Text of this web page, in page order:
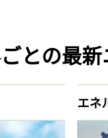
との最
エネ